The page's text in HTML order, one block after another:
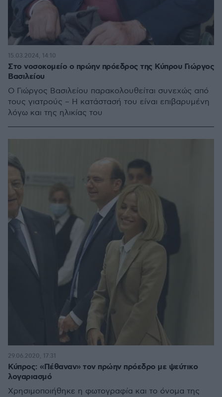
Στο νοσοκομείο ο πρώην πρόεδρος της Κύπρου Γιώργος
Βασιλείου
Ο Γιώργος Βασιλείου παρακολουθείται συνεχώς από
τους γιατρούς – Η κατάστασή του είναι επιβαρυμένη
λόγω και της ηλικίας του
15.03.2024, 14:10
Κύπρος: «Πέθαναν» τον πρώην πρόεδρο με ψεύτικο
λογαριασμό
Χρησιμοποιήθηκε η φωτογραφία και το όνομα της
29.06.2020, 17:31